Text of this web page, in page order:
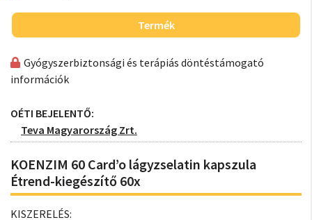
Termék
Gyógyszerbiztonsági és terápiás döntéstámogató
információk
OÉTI BEJELENTŐ:
Teva Magyarország Zrt.
KOENZIM 60 Card’o lágyzselatin kapszula
Étrend-kiegészítő 60x
KISZERELÉS: